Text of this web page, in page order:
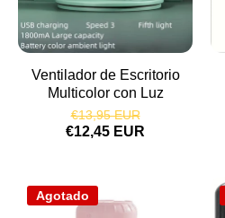
Ventilador de Escritorio
Multicolor con Luz
€13,95 EUR
€12,45 EUR
Agotado